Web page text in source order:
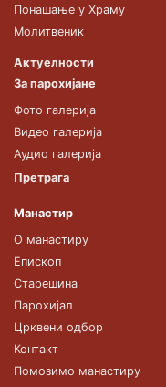
Понашање у Храму
Молитвеник
Актуелности
За парохијане
Фото галерија
Видео галерија
Аудио галерија
Претрага
Манастир
О манастиру
Епископ
Старешина
Парохијал
Црквени одбор
Контакт
Помозимо манастиру